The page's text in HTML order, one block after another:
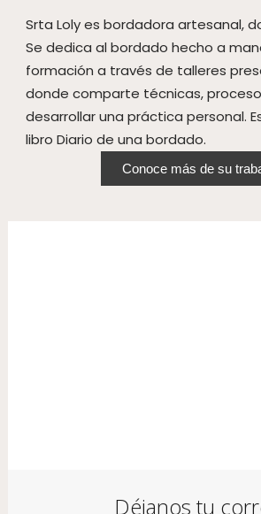
Srta Loly es bordadora artesanal,
Se dedica al bordado hecho a
formación a través de talleres
donde comparte técnicas,
desarrollar una práctica personal.
libro Diario de una bordado.
Conoce más de su
Déjanos tu